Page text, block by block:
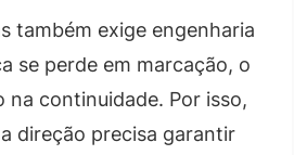
também exige engenharia
se perde em marcação, o
na continuidade. Por isso,
direção precisa garantir